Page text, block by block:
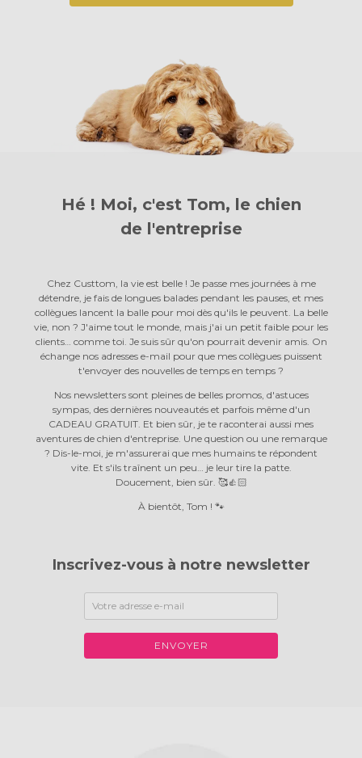
Hé ! Moi, c'est Tom, le chien
de l'entreprise
Chez Custtom, la vie est belle ! Je passe mes journées à me
détendre, je fais de longues balades pendant les pauses, et mes
collègues lancent la balle pour moi dès qu'ils le peuvent. La belle
vie, non ? J'aime tout le monde, mais j'ai un petit faible pour les
clients… comme toi. Je suis sûr qu'on pourrait devenir amis. On
échange nos adresses e-mail pour que mes collègues puissent
t'envoyer des nouvelles de temps en temps ?
Nos newsletters sont pleines de belles promos, d'astuces
sympas, des dernières nouveautés et parfois même d'un
CADEAU GRATUIT. Et bien sûr, je te raconterai aussi mes
aventures de chien d'entreprise. Une question ou une remarque
? Dis-le-moi, je m'assurerai que mes humains te répondent
vite. Et s'ils traînent un peu… je leur tire la patte.
Doucement, bien sûr. 🥰👍🏻
À bientôt, Tom ! 🐾
Inscrivez-vous à notre newsletter
ENVOYER